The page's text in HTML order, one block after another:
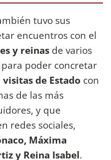
tuvo sus
encuentros con el
y reinas de varios
poder concretar
de Estado con
de las más
y que
redes sociales,
Máxima
y Reina Isabel.